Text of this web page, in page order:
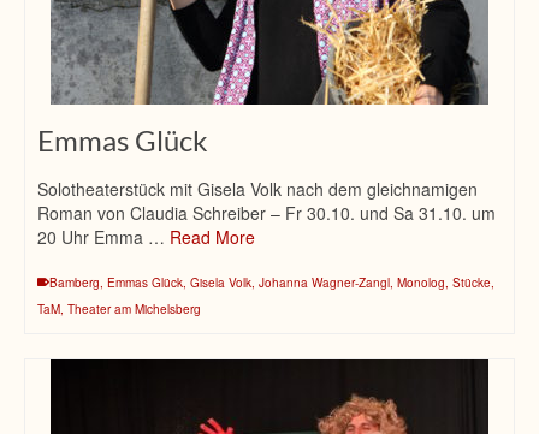
Emmas Glück
Solotheaterstück mit Gisela Volk nach dem gleichnamigen
Roman von Claudia Schreiber – Fr 30.10. und Sa 31.10. um
20 Uhr Emma … Read More
Bamberg, Emmas Glück, Gisela Volk, Johanna Wagner-Zangl, Monolog, Stücke,
TaM, Theater am Michelsberg